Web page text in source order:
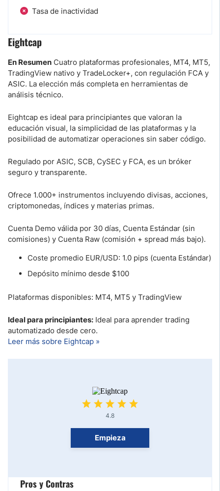
Tasa de inactividad
Eightcap
En Resumen Cuatro plataformas profesionales, MT4, MT5,
TradingView nativo y TradeLocker+, con regulación FCA y
ASIC. La elección más completa en herramientas de
análisis técnico.
Eightcap es ideal para principiantes que valoran la
educación visual, la simplicidad de las plataformas y la
posibilidad de automatizar operaciones sin saber código.
Regulado por ASIC, SCB, CySEC y FCA, es un bróker
seguro y transparente.
Ofrece 1.000+ instrumentos incluyendo divisas, acciones,
criptomonedas, índices y materias primas.
Cuenta Demo válida por 30 días, Cuenta Estándar (sin
comisiones) y Cuenta Raw (comisión + spread más bajo).
Coste promedio EUR/USD: 1.0 pips (cuenta Estándar)
Depósito mínimo desde $100
Plataformas disponibles: MT4, MT5 y TradingView
Ideal para principiantes: Ideal para aprender trading
automatizado desde cero.
Leer más sobre Eightcap »
4.8
Empieza
Pros y Contras